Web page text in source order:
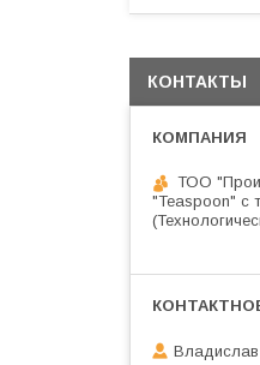
КОНТАКТЫ
ТОО
"Teaspoon" с
Владислав